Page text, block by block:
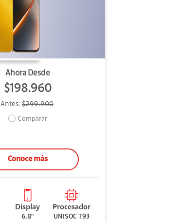
Ahora Desde
$198.960
Antes: $299.900
Comparar
Conoce más
Display
6.8"
Procesador
UNISOC T93